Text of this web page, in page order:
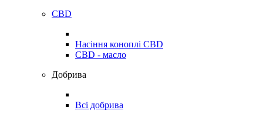
CBD
Насіння коноплі CBD
CBD - масло
Добрива
Всі добрива